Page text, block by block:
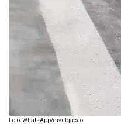
Foto: WhatsApp/divulgação